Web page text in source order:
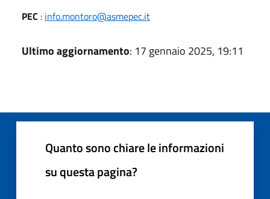
PEC : info.montoro@asmepec.it
Ultimo aggiornamento: 17 gennaio 2025, 19:11
Quanto sono chiare le informazioni
su questa pagina?